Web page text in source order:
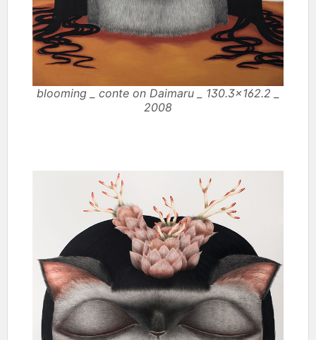
blooming _ conte on Daimaru _ 130.3×162.2 _
2008